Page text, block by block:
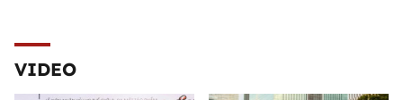
VIDEO